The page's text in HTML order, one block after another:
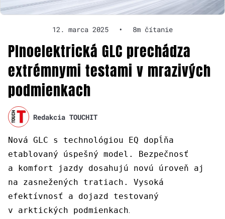
12. marca 2025 • 8m čítanie
Plnoelektrická GLC prechádza
extrémnymi testami v mrazivých
podmienkach
Redakcia TOUCHIT
Nová GLC s technológiou EQ dopĺňa
etablovaný úspešný model. Bezpečnosť
a komfort jazdy dosahujú novú úroveň aj
na zasnežených tratiach. Vysoká
efektívnosť a dojazd testovaný
v arktických podmienkach.